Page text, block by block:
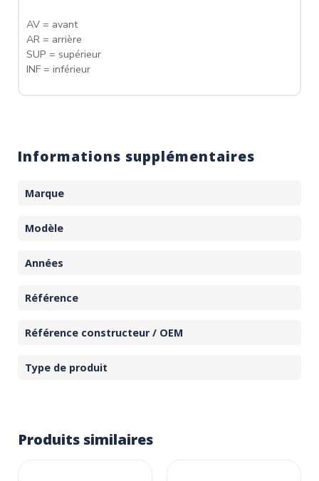
AV = avant
AR = arrière
SUP = supérieur
INF = inférieur
Informations supplémentaires
Marque
Modèle
Années
Référence
Référence constructeur / OEM
Type de produit
Produits similaires